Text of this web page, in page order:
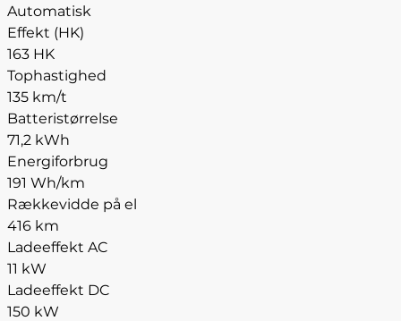
Automatisk
Effekt (HK)
163 HK
Tophastighed
135 km/t
Batteristørrelse
71,2 kWh
Energiforbrug
191 Wh/km
Rækkevidde på el
416 km
Ladeeffekt AC
11 kW
Ladeeffekt DC
150 kW